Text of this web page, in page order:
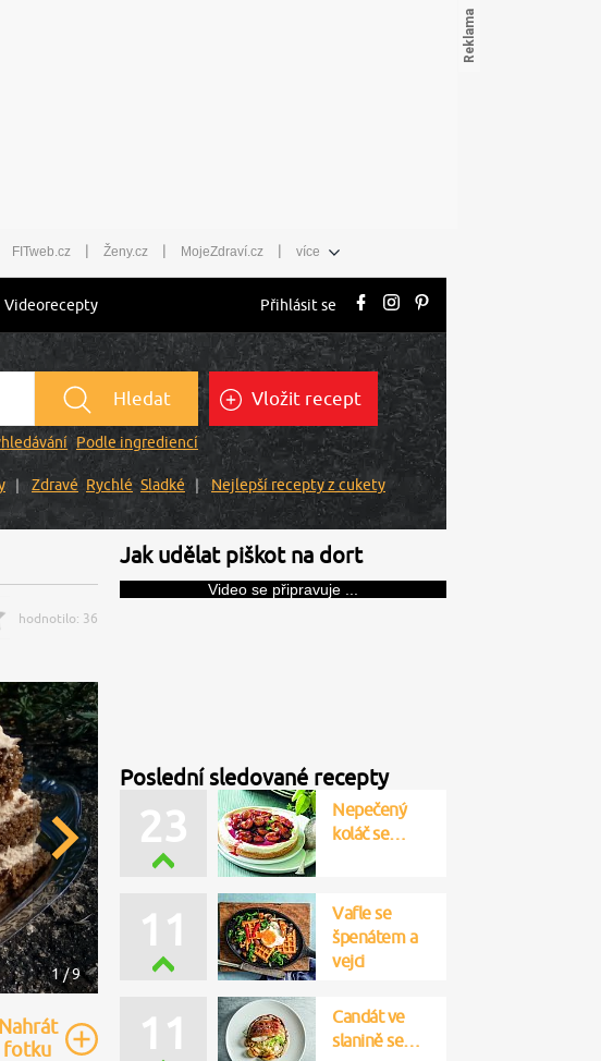
FITweb.cz | Ženy.cz | MojeZdraví.cz | více
Videorecepty Přihlásit se
Hledat
Podle ingrediencí
Vložit recept
Zdravé Rychlé Sladké
Nejlepší recepty z cukety
hodnotilo: 36
1 / 9
Nahrát
fotku
Jak udělat piškot na dort
Video se připravuje ...
Poslední sledované recepty
23
Nepečený
koláč se…
11
Vafle se
špenátem a
vejci
11
Candát ve
slanině se…